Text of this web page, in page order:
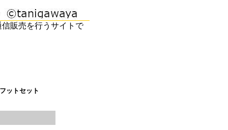
販売を行うサイトで
ットセット